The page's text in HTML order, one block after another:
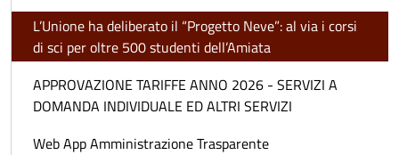
L’Unione ha deliberato il “Progetto Neve”: al via i corsi
di sci per oltre 500 studenti dell’Amiata
APPROVAZIONE TARIFFE ANNO 2026 - SERVIZI A
DOMANDA INDIVIDUALE ED ALTRI SERVIZI
Web App Amministrazione Trasparente